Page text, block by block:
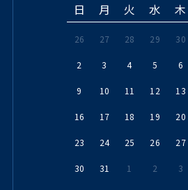
日 月 火 水 木
26 27 28 29 30
2 3 4 5 6
9 10 11 12 13
16 17 18 19 20
23 24 25 26 27
30 31 1 2 3